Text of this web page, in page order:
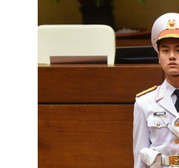
lịch và Đầu tư Hành lang kinh tế
sản xuất tại Khu kinh tế Vũng
chỉnh thời gian đại hội Đảng
công nhận Việt Nam là quốc gia
phòng cấp ủy trong kỷ
điện và thị trường điện Quốc
dùng Việt Nam năm 2025
lực Hà Tĩnh tăng hiệu suất
Thu 2025 Bộ Công Thương
triển lãm hàng công nghiệp
Bộ Công Thương
CĐN
Gần 100 sản phẩm đặc